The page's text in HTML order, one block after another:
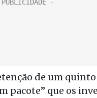
de um
pacote” que os